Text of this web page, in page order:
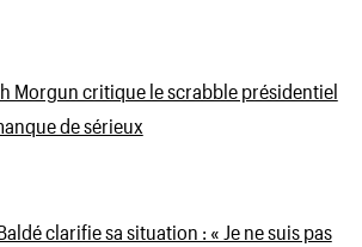
Morgun critique le scrabble présidentiel
de sérieux
clarifie sa situation : « Je ne suis pas